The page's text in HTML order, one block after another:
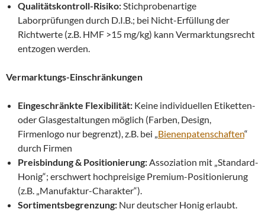
Qualitätskontroll-Risiko:Stichprobenartige
Laborprüfungen durch D.I.B.; bei Nicht-Erfüllung der
Richtwerte (z.B. HMF >15 mg/kg) kann Vermarktungsrecht
entzogen werden.
Vermarktungs-Einschränkungen
Eingeschränkte Flexibilität: Keine individuellen Etiketten-
oder Glasgestaltungen möglich (Farben, Design,
Firmenlogo nur begrenzt), z.B. bei „Bienenpatenschaften“
durch Firmen
Preisbindung & Positionierung:Assoziation mit „Standard-
Honig“; erschwert hochpreisige Premium-Positionierung
(z.B. „Manufaktur-Charakter“).
Sortimentsbegrenzung: Nur deutscher Honig erlaubt.